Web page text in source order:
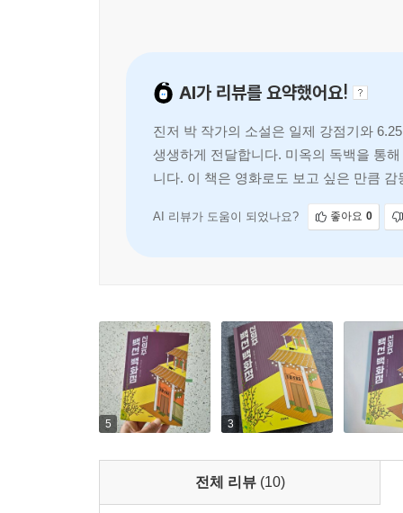
AI가 리뷰를 요약했어요!
진저 박 작가의 소설은 일제 강점기와
생생하게 전달합니다. 미옥의 독백을 통
니다. 이 책은 영화로도 보고 싶은 만큼
AI 리뷰가 도움이 되었나요? 좋아요 0
5 3
전체 리뷰 (10)